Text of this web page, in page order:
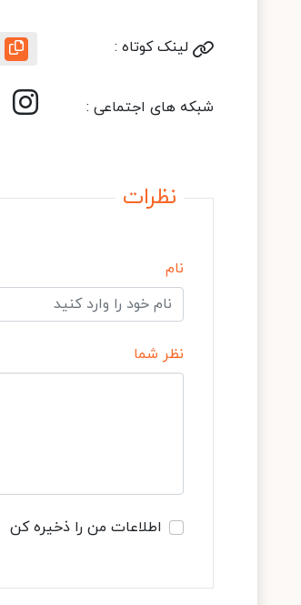
لینک کوتاه :
شبکه های اجتماعی :
نظرات
نام
نظر شما
اطلاعات من را ذخیره کن